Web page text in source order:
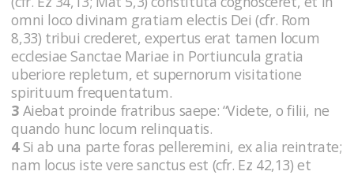
omni loco divinam gratiam electis Dei (cfr. Rom
8,33) tribui crederet, expertus erat tamen locum
ecclesiae Sanctae Mariae in Portiuncula gratia
uberiore repletum, et supernorum visitatione
spirituum frequentatum.
3 Aiebat proinde fratribus saepe: “Videte, o filii, ne
quando hunc locum relinquatis.
4Si ab una parte foras pelleremini, ex alia reintrate;
nam locus iste vere sanctus est (cfr. Ez 42,13) et